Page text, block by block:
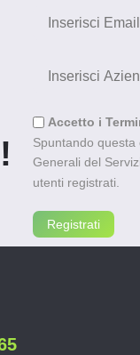
Accetto i
Spuntando
Generali del
utenti registrati.